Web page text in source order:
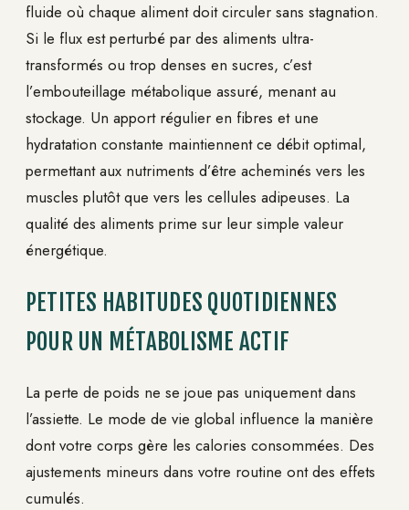
fluide où chaque aliment doit circuler sans stagnation.
Si le flux est perturbé par des aliments ultra-
transformés ou trop denses en sucres, c’est
l’embouteillage métabolique assuré, menant au
stockage. Un apport régulier en fibres et une
hydratation constante maintiennent ce débit optimal,
permettant aux nutriments d’être acheminés vers les
muscles plutôt que vers les cellules adipeuses. La
qualité des aliments prime sur leur simple valeur
énergétique.
PETITES HABITUDES QUOTIDIENNES
POUR UN MÉTABOLISME ACTIF
La perte de poids ne se joue pas uniquement dans
l’assiette. Le mode de vie global influence la manière
dont votre corps gère les calories consommées. Des
ajustements mineurs dans votre routine ont des effets
cumulés.